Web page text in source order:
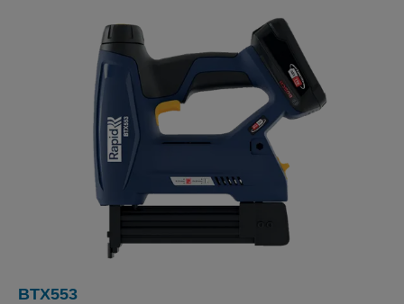
BTX553